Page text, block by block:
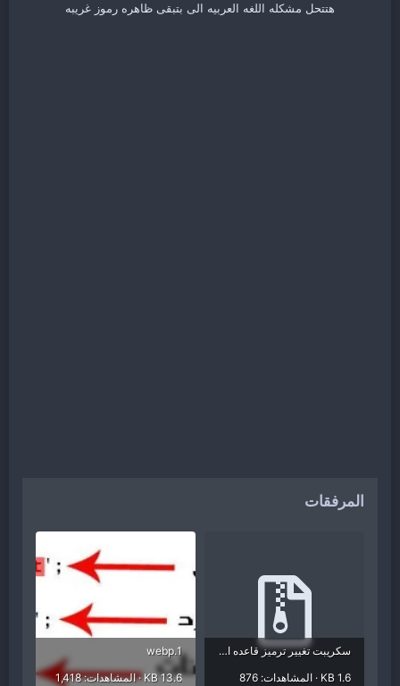
هتتحل مشكله اللغه العربيه الى بتبقى ظاهره رموز غريبه
المرفقات
سكريبت تغيير ترميز قاعده البيانات.zip
1.6 KB · المشاهدات: 876
1.webp
13.6 KB · المشاهدات: 1,418